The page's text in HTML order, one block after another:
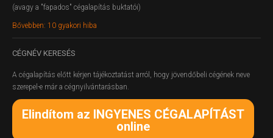
(avagy a "fapados" cégalapítás buktatói)
Bővebben: 10 gyakori hiba
CÉGNÉV KERESÉS
A cégalapítás előtt kérjen tájékoztatást arról, hogy jövendőbeli cégének neve
szerepel-e már a cégnyilvántarásban.
Elindítom az INGYENES CÉGALAPÍTÁST
online